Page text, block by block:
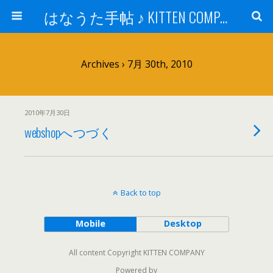
はなうた手帖 ♪ KITTEN COMPANY
Archives › 7月 30th, 2010
2010年7月30日
webshopへつづく
Back to top
Mobile Desktop
All content Copyright KITTEN COMPANY
Powered by